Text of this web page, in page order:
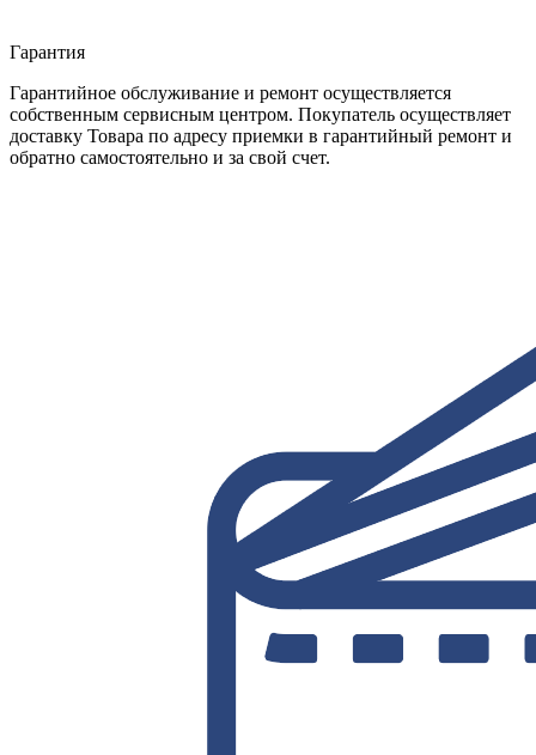
Гарантия
Гарантийное обслуживание и ремонт осуществляется
собственным сервисным центром. Покупатель осуществляет
доставку Товара по адресу приемки в гарантийный ремонт и
обратно самостоятельно и за свой счет.